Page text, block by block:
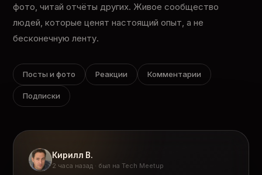
фото, читай отчёты других. Живое сообщество
людей, которые ценят настоящий опыт, а не
бесконечную ленту.
Посты и фото Реакции Комментарии
Подписки
Кирилл В.
2 часа назад · был на Tech Meetup